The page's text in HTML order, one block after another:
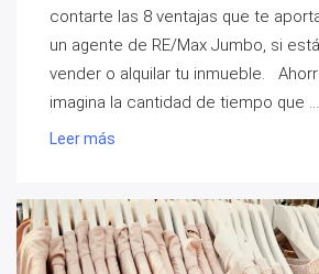
contarte las 8 ventajas que te
un agente de RE/Max Jumbo, si
vender o alquilar tu inmueble.
imagina la cantidad de tiempo que ...
Leer más